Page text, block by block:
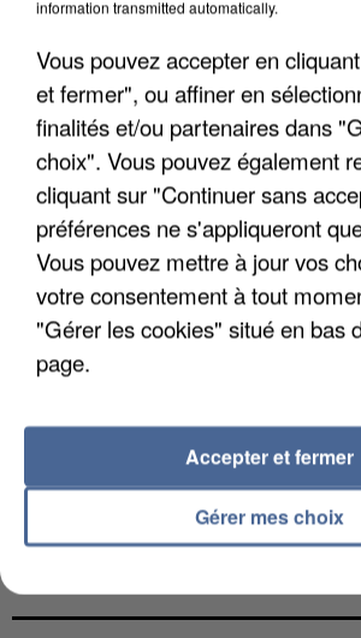
APRÈS TOUTES CES CANICULES,
DE FAUNE SAUVAGE SONT...
L’UN DES FONDATEURS
MAFIA INTERPELLÉ EN ALGÉRIE
information transmitted automatically.
Vous pouvez accepter en
et fermer", ou affiner en
finalités et/ou partenaires dans
choix". Vous pouvez également
cliquant sur "Continuer sans
préférences ne s'appliqueront
Vous pouvez mettre à jour vos
votre consentement à tout
"Gérer les cookies" situé en bas
page.
Gérer mes choix
Accepter et fermer